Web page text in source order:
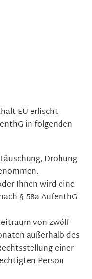
EU erlischt
in folgenden
Drohung
Ihnen wird eine
§ 58a AufenthG
von zwölf
außerhalb des
einer
Person